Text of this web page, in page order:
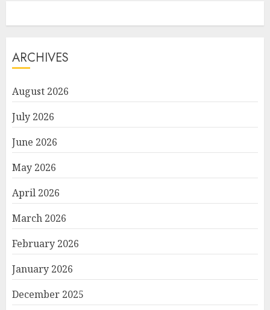
ARCHIVES
August 2026
July 2026
June 2026
May 2026
April 2026
March 2026
February 2026
January 2026
December 2025